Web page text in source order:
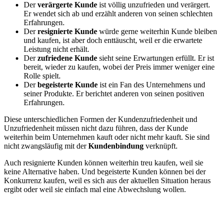
Derverärgerte Kunde ist völlig unzufrieden und verärgert.
Er wendet sich ab und erzählt anderen von seinen schlechten
Erfahrungen.
Derresignierte Kunde würde gerne weiterhin Kunde bleiben
und kaufen, ist aber doch enttäuscht, weil er die erwartete
Leistung nicht erhält.
Derzufriedene Kunde sieht seine Erwartungen erfüllt. Er ist
bereit, wieder zu kaufen, wobei der Preis immer weniger eine
Rolle spielt.
Derbegeisterte Kunde ist ein Fan des Unternehmens und
seiner Produkte. Er berichtet anderen von seinen positiven
Erfahrungen.
Diese unterschiedlichen Formen der Kundenzufriedenheit und
Unzufriedenheit müssen nicht dazu führen, dass der Kunde
weiterhin beim Unternehmen kauft oder nicht mehr kauft. Sie sind
nicht zwangsläufig mit derKundenbindung verknüpft.
Auch resignierte Kunden können weiterhin treu kaufen, weil sie
keine Alternative haben. Und begeisterte Kunden können bei der
Konkurrenz kaufen, weil es sich aus der aktuellen Situation heraus
ergibt oder weil sie einfach mal eine Abwechslung wollen.